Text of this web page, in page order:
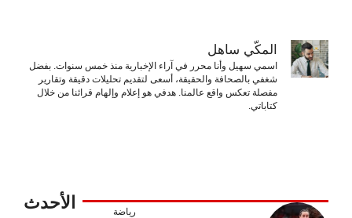
المكّي ساهل
اسمي سهيل وأنا محرر في آراء الإخبارية منذ خمس سنوات. بفضل
شغفي بالصحافة والحقيقة، أسعى لتقديم تحليلات دقيقة وتقارير
مفصلة تعكس واقع عالمنا. هدفي هو إعلام وإلهام قرائنا من خلال
كتاباتي.
الأحدث رياضة